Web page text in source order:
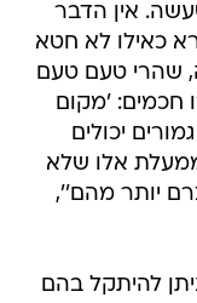
אין הדבר
כאילו לא חטא
שהרי טעם טעם
חכמים: 'מקום
יכולים
אלו שלא
יותר מהם'',
להיתקל בהם